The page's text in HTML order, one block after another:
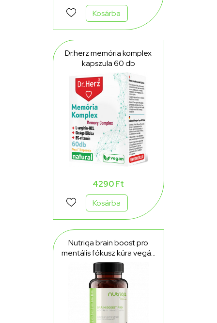
Kosárba
Dr.herz memória komplex
kapszula 60 db
4290 Ft
Kosárba
Nutriqa brain boost pro
mentális fókusz kúra vegán
kapszula 60 db